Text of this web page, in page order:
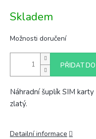
cena:
Skladem
Možnosti doručení
PŘIDAT
Náhradní šuplík SIM
zlatý.
Detailní informace